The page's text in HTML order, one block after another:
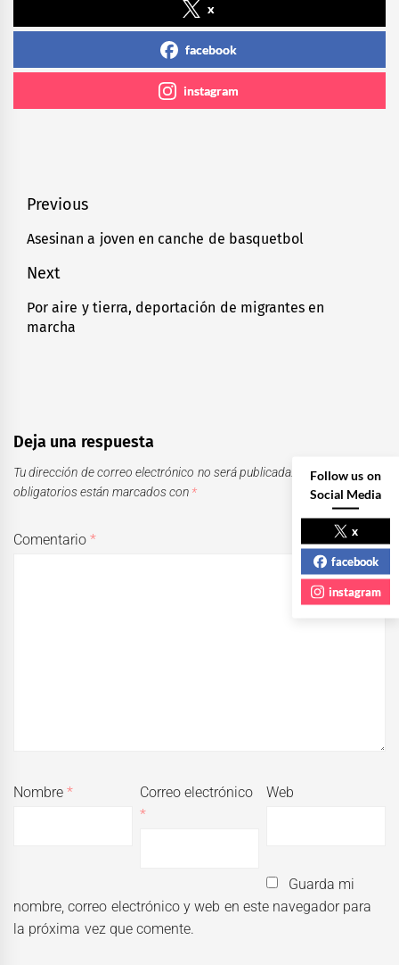
x
facebook
instagram
Navegación
de
entradas
Previous
Previous
Asesinan a joven en canche de basquetbol
Next
Next
post:
Por aire y tierra, deportación de migrantes en
marcha
Deja una respuesta
Tu dirección de correo electrónico no será publicada.
Los campos
obligatorios están marcados con *
Comentario*
Nombre*
Correo electrónico
*
Web
Guarda mi
nombre, correo electrónico y web en este navegador para
la próxima vez que comente.
Follow us on
Social Media
x
facebook
instagram